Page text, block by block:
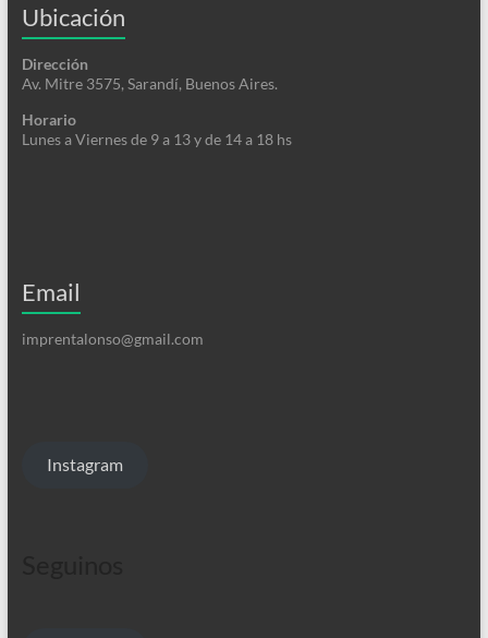
Ubicación
Dirección
Av. Mitre 3575, Sarandí, Buenos Aires.
Horario
Lunes a Viernes de 9 a 13 y de 14 a 18 hs
Email
imprentalonso@gmail.com
Instagram